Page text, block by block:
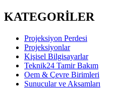
KATEGORİLER
Projeksiyon Perdesi
Projeksiyonlar
Kişisel Bilgisayarlar
Teknik24 Tamir Bakım
Oem & Çevre Birimleri
Sunucular ve Aksamları